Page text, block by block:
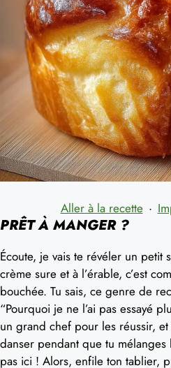
Aller à la recette ·
PRÊT À MANGER ?
Écoute, je vais te révéler un petit
crème sure et à l’érable, c’est
bouchée. Tu sais, ce genre de
“Pourquoi je ne l’ai pas essayé
un grand chef pour les réussir,
danser pendant que tu
pas ici ! Alors, enfile ton tablier,